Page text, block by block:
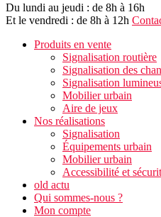
Du lundi au jeudi : de 8h à 16h
Et le vendredi : de 8h à 12h
Produits en vente
Signalisation routière
Signalisation des
Signalisation
Mobilier urbain
Aire de jeux
Nos réalisations
Signalisation
Équipements urbain
Mobilier urbain
Accessibilité et
old actu
Qui sommes-nous ?
Mon compte